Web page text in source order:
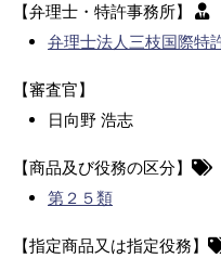
【弁理士・特許事務所】
弁理士法人三枝国際特
【審査官】
日向野 浩志
【商品及び役務の区分】
第２５類
【指定商品又は指定役務】